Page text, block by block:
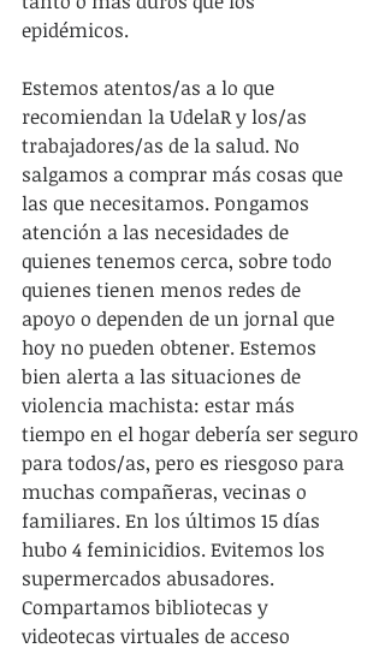
epidémicos.
Estemos atentos/as a lo que
recomiendan la UdelaR y los/as
trabajadores/as de la salud. No
salgamos a comprar más cosas que
las que necesitamos. Pongamos
atención a las necesidades de
quienes tenemos cerca, sobre todo
quienes tienen menos redes de
apoyo o dependen de un jornal que
hoy no pueden obtener. Estemos
bien alerta a las situaciones de
violencia machista: estar más
tiempo en el hogar debería ser seguro
para todos/as, pero es riesgoso para
muchas compañeras, vecinas o
familiares. En los últimos 15 días
hubo 4 feminicidios. Evitemos los
supermercados abusadores.
Compartamos bibliotecas y
videotecas virtuales de acceso